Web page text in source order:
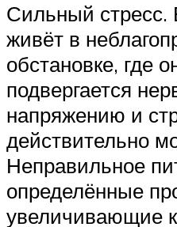
Сильный
живёт в
обстановке, где
подвергается
напряжению и
действительно
Неправильное
определённые
увеличивающие